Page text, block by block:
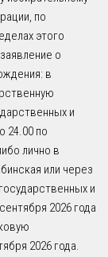
по
этого
о
в
и
24.00 по
лично в
или через
и
2026 года
2026 года.